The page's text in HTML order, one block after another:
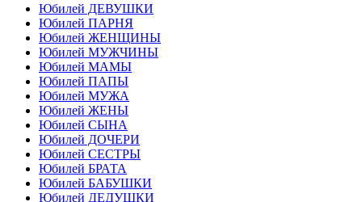
Юбилей ДЕВУШКИ
Юбилей ПАРНЯ
Юбилей ЖЕНЩИНЫ
Юбилей МУЖЧИНЫ
Юбилей МАМЫ
Юбилей ПАПЫ
Юбилей МУЖА
Юбилей ЖЕНЫ
Юбилей СЫНА
Юбилей ДОЧЕРИ
Юбилей СЕСТРЫ
Юбилей БРАТА
Юбилей БАБУШКИ
Юбилей ДЕДУШКИ